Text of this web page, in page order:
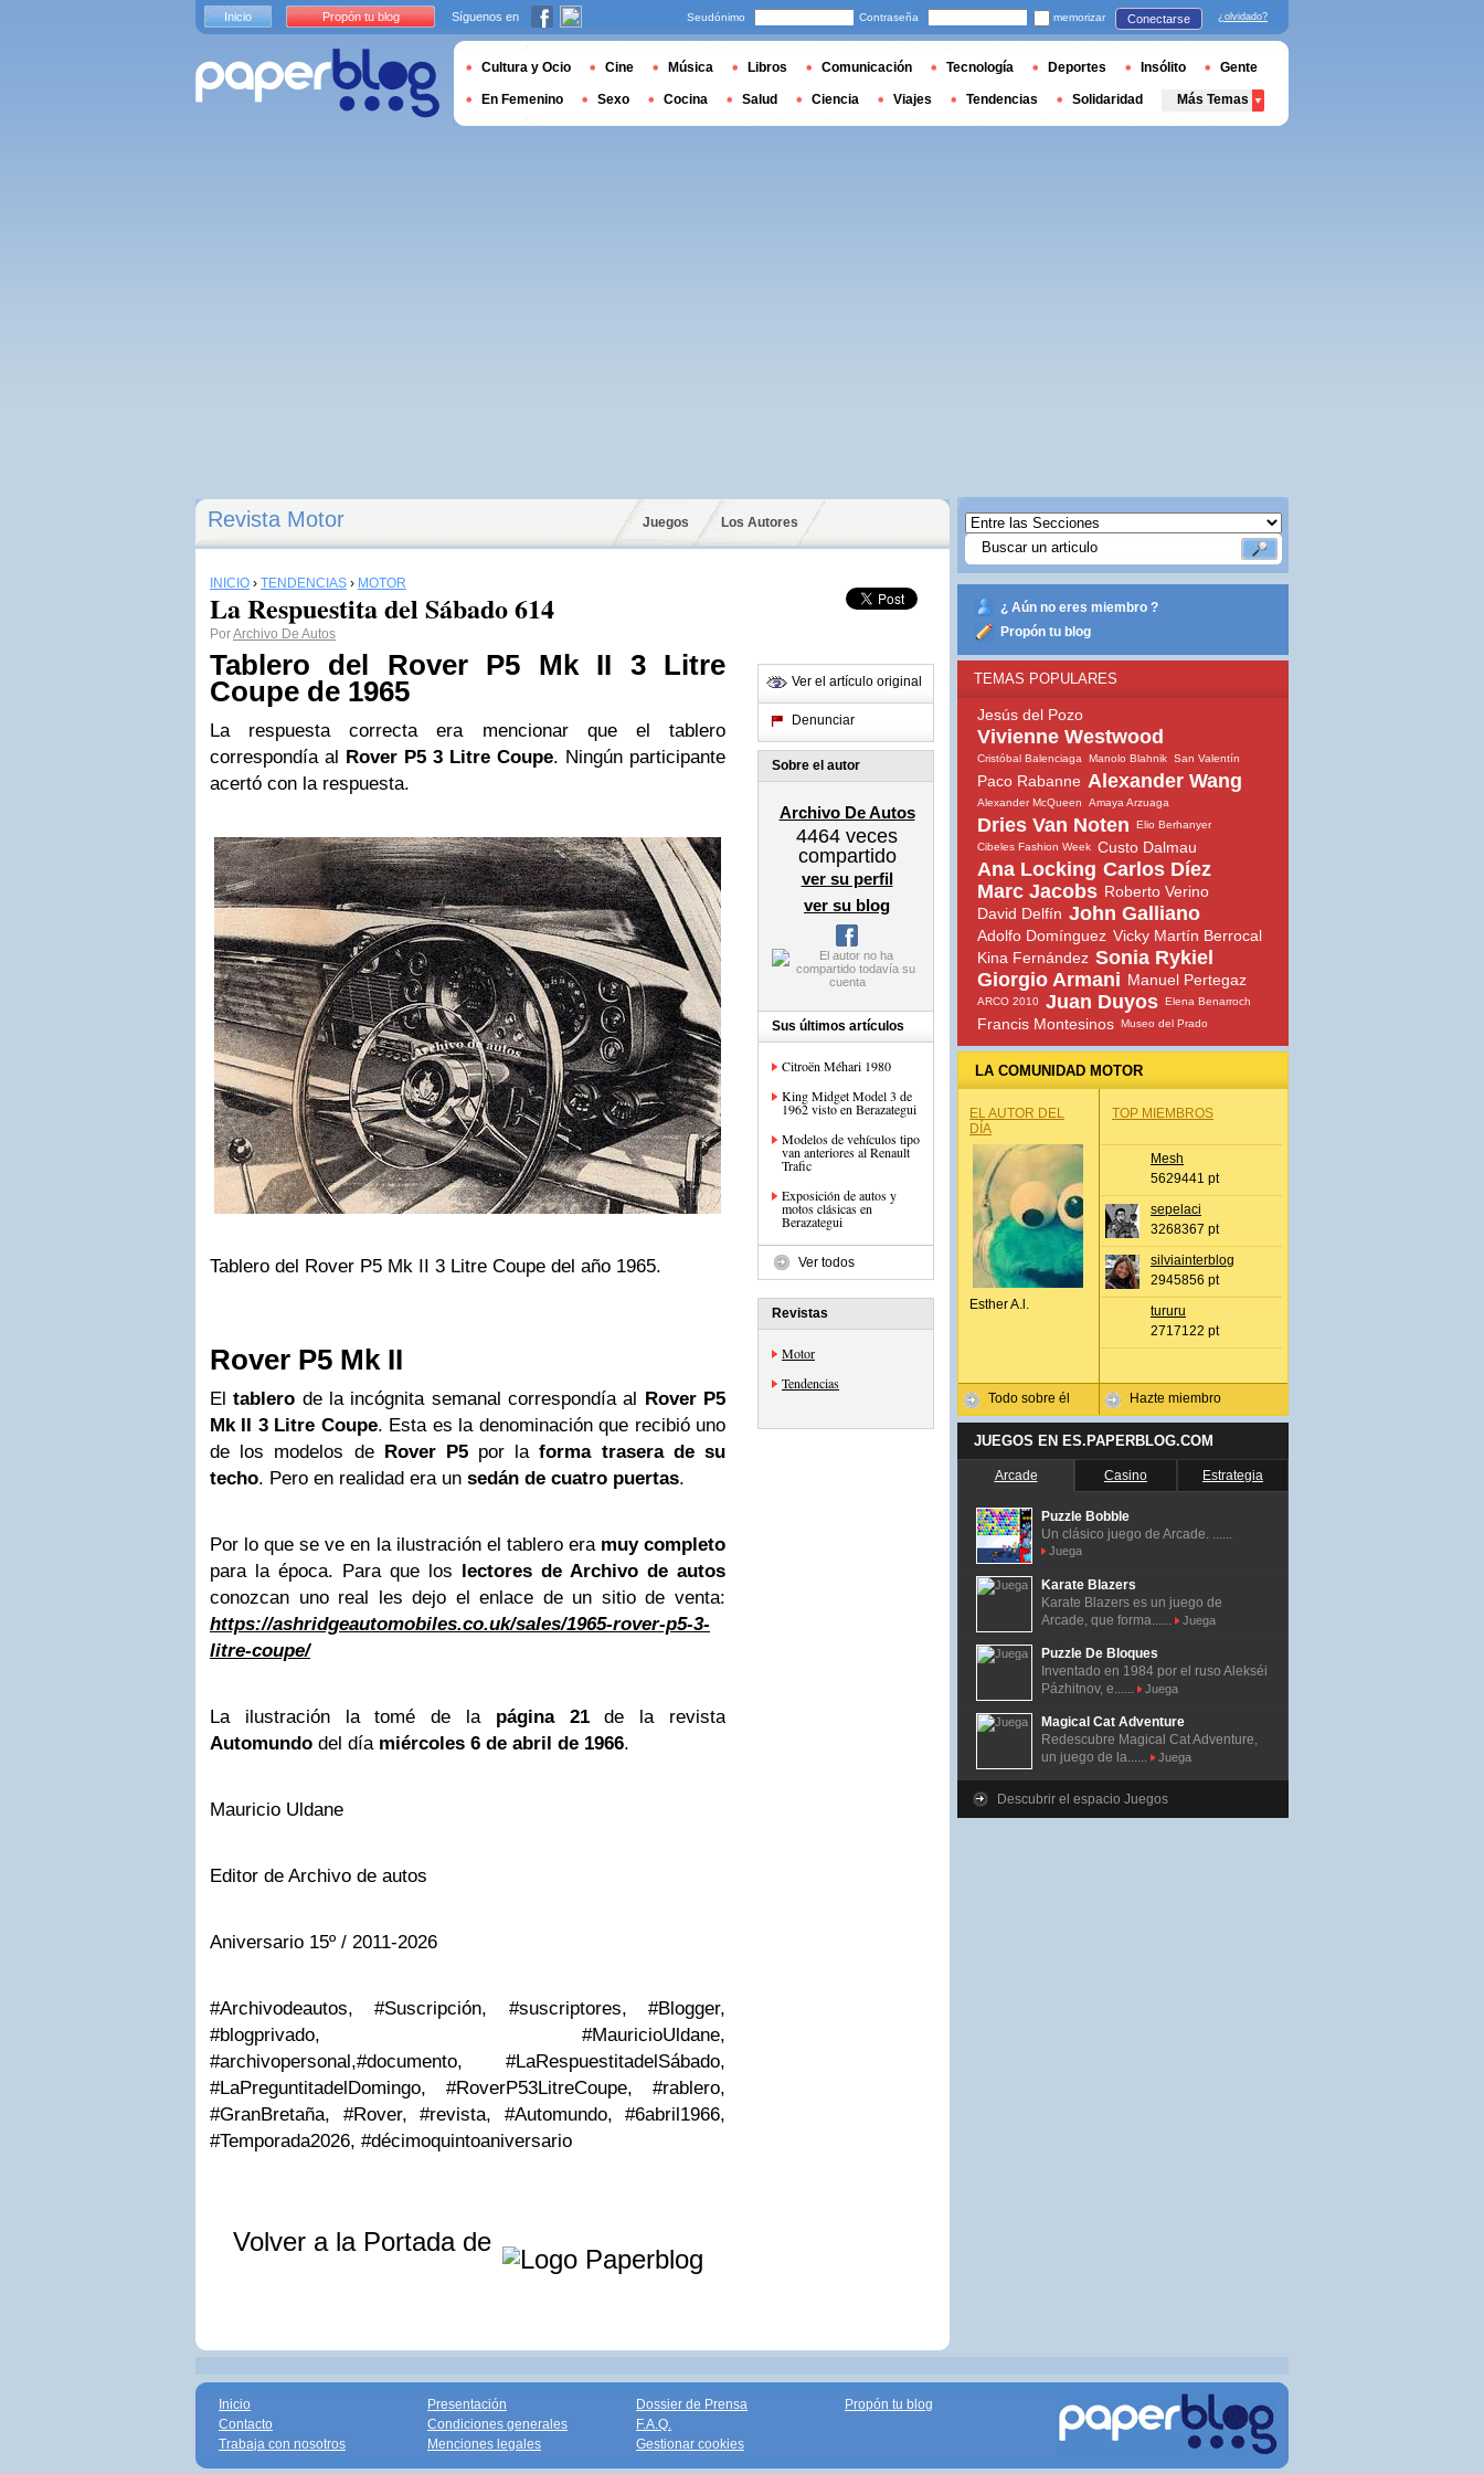
Revista Motor Juegos Los Autores
INICIO › TENDENCIAS › MOTOR
La Respuestita del Sábado 614
PorArchivo De Autos
Tablero del Rover P5 Mk II 3 Litre
Coupe de 1965
La respuesta correcta era mencionar que el tablero
correspondía al Rover P5 3 Litre Coupe. Ningún participante
acertó con la respuesta.
Tablero del Rover P5 Mk II 3 Litre Coupe del año 1965.
Rover P5 Mk II
Eltablero de la incógnita semanal correspondía al Rover P5
Mk II 3 Litre Coupe. Esta es la denominación que recibió uno
de los modelos de Rover P5por laforma trasera de su
techo. Pero en realidad era un sedán de cuatro puertas.
Por lo que se ve en la ilustración el tablero era muy completo
para la época. Para que los lectores de Archivo de autos
conozcan uno real les dejo el enlace de un sitio de venta:
https://ashridgeautomobiles.co.uk/sales/1965-rover-p5-3-
litre-coupe/
La ilustración la tomé de la página 21de la revista
Automundo del día miércoles 6 de abril de 1966.
Mauricio Uldane
Editor de Archivo de autos
Aniversario 15º / 2011-2026
#Archivodeautos, #Suscripción, #suscriptores, #Blogger,
#blogprivado, #MauricioUldane,
#archivopersonal,#documento, #LaRespuestitadelSábado,
#LaPreguntitadelDomingo, #RoverP53LitreCoupe, #rablero,
#GranBretaña, #Rover, #revista, #Automundo, #6abril1966,
#Temporada2026, #décimoquintoaniversario
Volver a la Portada de
Ver el artículo original
Denunciar
Sobre el autor
Archivo De Autos
4464 veces
compartido
ver su perfil
ver su blog
Sus últimos artículos
Citroën Méhari 1980
King Midget Model 3 de
1962 visto en Berazategui
Modelos de vehículos tipo
van anteriores al Renault
Trafic
Exposición de autos y
motos clásicas en
Berazategui
Ver todos
Revistas
Motor
Tendencias
¿ Aún no eres miembro ?
Propón tu blog
TEMAS POPULARES
Jesús del Pozo
Vivienne Westwood
Cristóbal Balenciaga Manolo Blahnik San Valentín
Paco Rabanne Alexander Wang
Alexander McQueen Amaya Arzuaga
Dries Van Noten
Elio Berhanyer
Cibeles Fashion Week Custo Dalmau
Ana Locking Carlos Díez
Marc Jacobs Roberto Verino
David Delfín John Galliano
Adolfo Domínguez Vicky Martín Berrocal
Kina Fernández Sonia Rykiel
Giorgio Armani Manuel Pertegaz
ARCO 2010 Juan Duyos Elena Benarroch
Francis Montesinos Museo del Prado
LA COMUNIDAD MOTOR
EL AUTOR DEL
DÍA
Esther A.l.
Todo sobre él
TOP MIEMBROS
Mesh
5629441 pt
sepelaci
3268367 pt
silviainterblog
2945856 pt
tururu
2717122 pt
Hazte miembro
JUEGOS EN ES.PAPERBLOG.COM
Arcade Casino Estrategia
Puzzle Bobble
Un clásico juego de Arcade. ......
Juega
Karate Blazers
Karate Blazers es un juego de
Arcade, que forma......
Juega
Puzzle De Bloques
Inventado en 1984 por el ruso Alekséi
Pázhitnov, e......
Juega
Magical Cat Adventure
Redescubre Magical Cat Adventure,
un juego de la......
Juega
Descubrir el espacio Juegos
Inicio Propón tu blog Síguenos en Seudónimo Contraseña memorizar Conectarse ¿olvidado?
Cultura y Ocio Cine Música Libros Comunicación Tecnología Deportes Insólito Gente
En Femenino Sexo Cocina Salud Ciencia Viajes Tendencias Solidaridad Más Temas
Inicio
Contacto
Trabaja con nosotros
Presentación
Condiciones generales
Menciones legales
Dossier de Prensa
F.A.Q.
Gestionar cookies
Propón tu blog